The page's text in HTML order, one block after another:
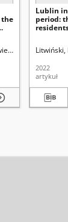
Curie-
the
Krzysztof. Red.
Lublin
period:
Litwiński,
2022
artykuł